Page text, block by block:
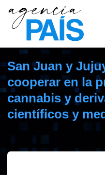
San Juan y
cooperar en la
cannabis y
científicos y
octubre 1, 2019